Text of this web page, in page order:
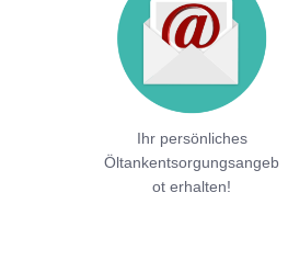
Ihr persönliches
Öltankentsorgungsangeb
ot erhalten!